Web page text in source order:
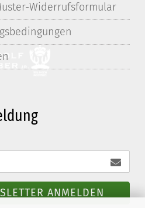
Widerrufsformular
ANMELDEN